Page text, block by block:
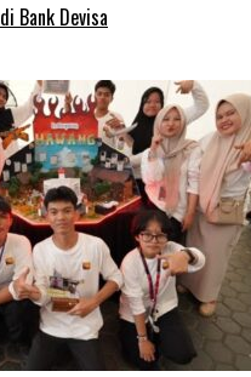
Bank Devisa